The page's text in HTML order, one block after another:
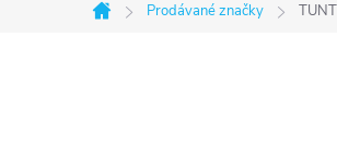
Domů
Prodávané značky